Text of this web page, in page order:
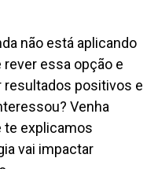
não está aplicando
rever essa opção e
resultados positivos e
Venha
te explicamos
vai impactar